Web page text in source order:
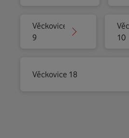
Věckovice
9
10
Věckovice 18